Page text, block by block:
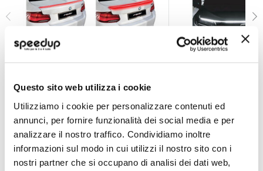
Questo sito web utilizza i cookie
Utilizziamo i cookie per personalizzare contenuti ed
annunci, per fornire funzionalità dei social media e per
analizzare il nostro traffico. Condividiamo inoltre
informazioni sul modo in cui utilizzi il nostro sito con i
nostri partner che si occupano di analisi dei dati web,
Striscia a Led Led split spoiler - SIMONI RACING
Red 120cm
Prezzo
speciale
59,40 € -13%
Spedizione gratuita!
Striscia a Led Led
Prezzo
speciale
25,70 € -12%